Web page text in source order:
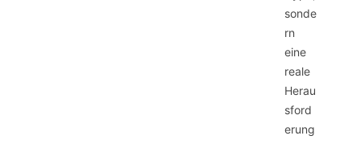
sonde
rn
eine
reale
Herau
sford
erung